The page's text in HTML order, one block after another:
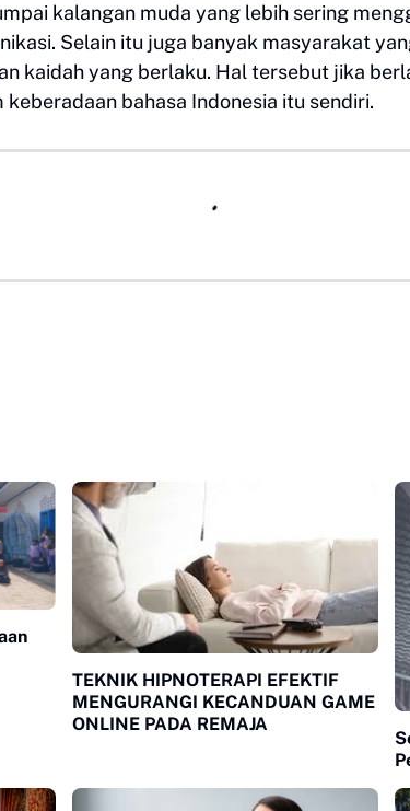
kalangan muda yang lebih sering
Selain itu juga banyak masyarakat
kaidah yang berlaku. Hal tersebut jika
bahasa Indonesia itu sendiri.
TEKNIK HIPNOTERAPI EFEKTIF
MENGURANGI KECANDUAN GAME
ONLINE PADA REMAJA